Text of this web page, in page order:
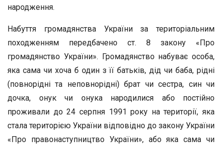
народження.
Набуття громадянства України за територіальним
походженням передбачено ст. 8 закону «Про
громадянство України». Громадянство набуває особа,
яка сама чи хоча б один з її батьків, дід чи баба, рідні
(повнорідні та неповнорідні) брат чи сестра, син чи
дочка, онук чи онука народилися або постійно
проживали до 24 серпня 1991 року на території, яка
стала територією України відповідно до закону України
«Про правонаступництво України», або яка сама чи